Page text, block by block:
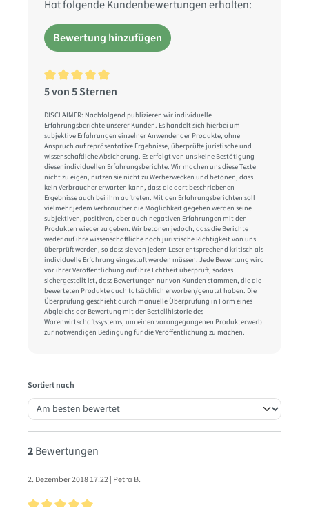
Hat folgende Kundenbewertungen erhalten:
Bewertung hinzufügen
Durchschnittliche Bewertung von 5 von 5 Sternen
5 von 5 Sternen
DISCLAIMER: Nachfolgend publizieren wir individuelle
Erfahrungsberichte unserer Kunden. Es handelt sich hierbei um
subjektive Erfahrungen einzelner Anwender der Produkte, ohne
Anspruch auf repräsentative Ergebnisse, überprüfte juristische und
wissenschaftliche Absicherung. Es erfolgt von uns keine Bestätigung
dieser individuellen Erfahrungsberichte. Wir machen uns diese Texte
nicht zu eigen, nutzen sie nicht zu Werbezwecken und betonen, dass
kein Verbraucher erwarten kann, dass die dort beschriebenen
Ergebnisse auch bei ihm auftreten. Mit den Erfahrungsberichten soll
vielmehr jedem Verbraucher die Möglichkeit gegeben werden seine
subjektiven, positiven, aber auch negativen Erfahrungen mit den
Produkten wieder zu geben. Wir betonen jedoch, dass die Berichte
weder auf ihre wissenschaftliche noch juristische Richtigkeit von uns
überprüft werden, so dass sie von jedem Leser entsprechend kritisch als
individuelle Erfahrung eingestuft werden müssen. Jede Bewertung wird
vor ihrer Veröffentlichung auf ihre Echtheit überprüft, sodass
sichergestellt ist, dass Bewertungen nur von Kunden stammen, die die
bewerteten Produkte auch tatsächlich erworben/genutzt haben. Die
Überprüfung geschieht durch manuelle Überprüfung in Form eines
Abgleichs der Bewertung mit der Bestellhistorie des
Warenwirtschaftssystems, um einen vorangegangenen Produkterwerb
zur notwendigen Bedingung für die Veröffentlichung zu machen.
Sortiert nach
2Bewertungen
2. Dezember 2018 17:22 | Petra B.